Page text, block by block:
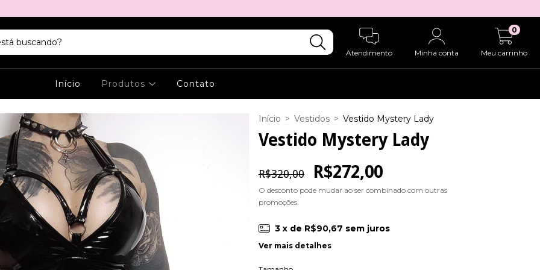
Atendimento Minha conta Meu carrinho
0
Início Produtos Contato
Início > Vestidos > Vestido Mystery Lady
Vestido Mystery Lady
R$320,00 R$272,00
O desconto pode mudar ao ser combinado com outras
promoções.
3 x de R$90,67 sem juros
Ver mais detalhes